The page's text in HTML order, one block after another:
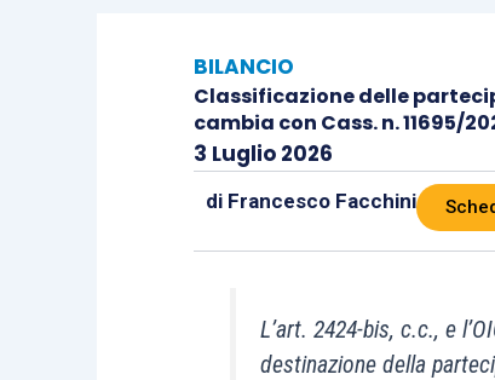
BILANCIO
Classificazione delle
cambia con Cass. n. 11695/
3 Luglio 2026
di Francesco Facchini
L’art. 2424-bis, c.c., e
destinazione della